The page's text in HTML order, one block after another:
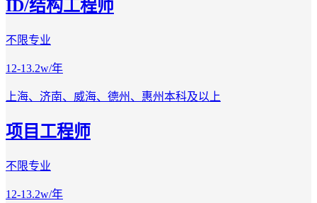
ID/结构工程师
不限专业
12-13.2w/年
上海、济南、威海、德州、惠州本科及以上
项目工程师
不限专业
12-13.2w/年